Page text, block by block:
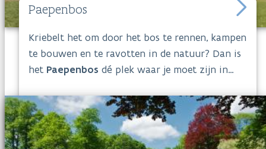
Paepenbos
Kriebelt het om door het bos te rennen, kampen
te bouwen en te ravotten in de natuur? Dan is
het Paepenbos dé plek waar je moet zijn in